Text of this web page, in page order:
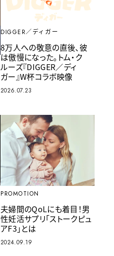
DIGGER／ディガー
8万人への敬意の直後、彼
は傲慢になった。トム・ク
ルーズ『DIGGER／ディ
ガー』W杯コラボ映像
2026.07.23
PROMOTION
夫婦間のQoLにも着目！男
性妊活サプリ「ストークピュ
アF3」とは
2024.09.19